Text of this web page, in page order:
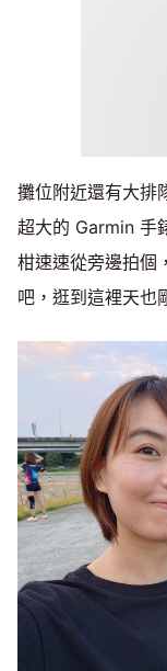
攤位附近還有大排
超大的 Garmin 手
柑速速從旁邊拍個
吧，逛到這裡天也